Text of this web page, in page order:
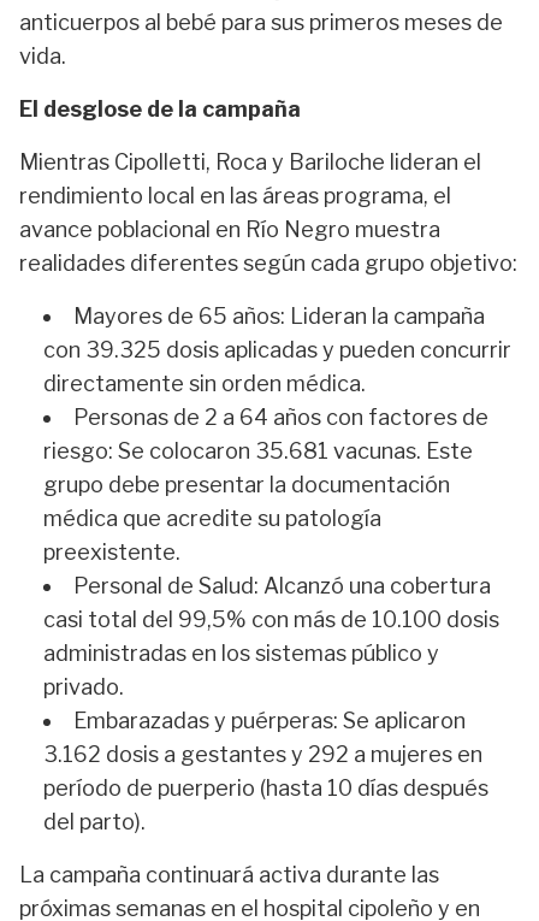
anticuerpos al bebé para sus primeros meses de
vida.
El desglose de la campaña
Mientras Cipolletti, Roca y Bariloche lideran el
rendimiento local en las áreas programa, el
avance poblacional en Río Negro muestra
realidades diferentes según cada grupo objetivo:
Mayores de 65 años: Lideran la campaña
con 39.325 dosis aplicadas y pueden concurrir
directamente sin orden médica.
Personas de 2 a 64 años con factores de
riesgo: Se colocaron 35.681 vacunas. Este
grupo debe presentar la documentación
médica que acredite su patología
preexistente.
Personal de Salud: Alcanzó una cobertura
casi total del 99,5% con más de 10.100 dosis
administradas en los sistemas público y
privado.
Embarazadas y puérperas: Se aplicaron
3.162 dosis a gestantes y 292 a mujeres en
período de puerperio (hasta 10 días después
del parto).
La campaña continuará activa durante las
próximas semanas en el hospital cipoleño y en